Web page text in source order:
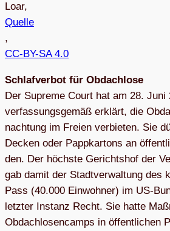
Loar,
Quelle
,
CC-BY-SA 4.0
Schlaf­ver­bot für Obdach­lose
Der Supreme Court hat am 28. Juni
ver­fas­sungs­ge­mäß erklärt, die
nach­tung im Freien ver­bie­ten. Sie
Decken oder Papp­kar­tons an
den. Der höchste Gerichts­hof der
gab damit der Stadt­ver­wal­tung des
Pass (40.000 Ein­woh­ner) im US-
letz­ter Instanz Recht. Sie hatte
Obdach­lo­sen­camps in öffent­li­chen